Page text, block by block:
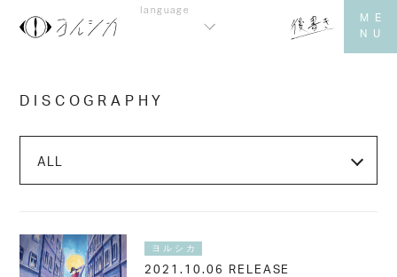
DISCOGRAPHY
ヨルシカ
2021.10.06 RELEASE